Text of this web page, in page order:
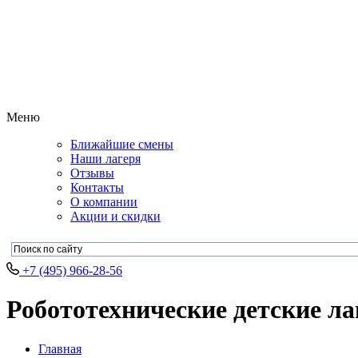
Меню
Ближайшие смены
Наши лагеря
Отзывы
Контакты
О компании
Акции и скидки
+7 (495) 966-28-56
Робототехнические детские
Главная